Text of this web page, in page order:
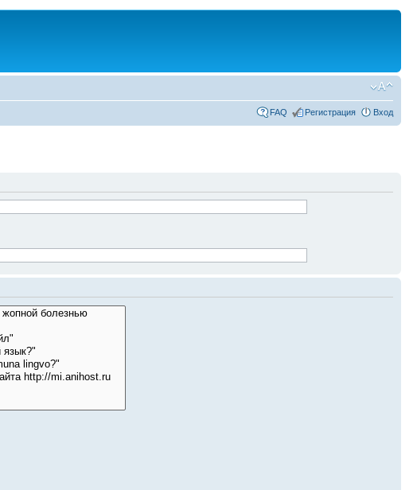
FAQ Регистрация Вход